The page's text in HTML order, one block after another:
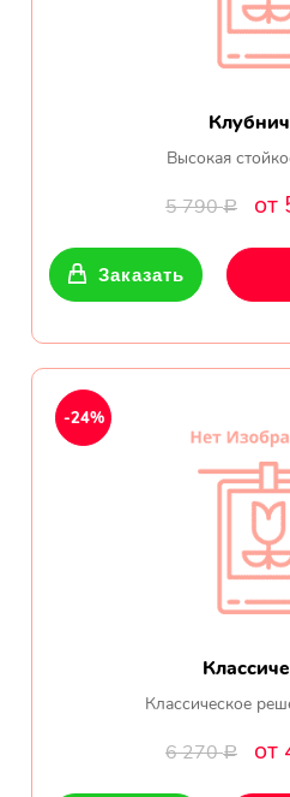
Высокая
5 790Р от
Заказать
Классическое
6 270Р от
-24%